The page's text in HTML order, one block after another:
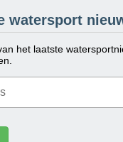
57
watersport
het laatste